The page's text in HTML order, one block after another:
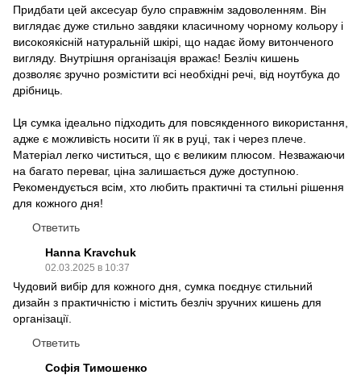
Придбати цей аксесуар було справжнім задоволенням. Він
виглядає дуже стильно завдяки класичному чорному кольору і
високоякісній натуральній шкірі, що надає йому витонченого
вигляду. Внутрішня організація вражає! Безліч кишень
дозволяє зручно розмістити всі необхідні речі, від ноутбука до
дрібниць.
Ця сумка ідеально підходить для повсякденного використання,
адже є можливість носити її як в руці, так і через плече.
Матеріал легко чиститься, що є великим плюсом. Незважаючи
на багато переваг, ціна залишається дуже доступною.
Рекомендується всім, хто любить практичні та стильні рішення
для кожного дня!
Ответить
Hanna Kravchuk
02.03.2025 в 10:37
Чудовий вибір для кожного дня, сумка поєднує стильний
дизайн з практичністю і містить безліч зручних кишень для
організації.
Ответить
Софія Тимошенко